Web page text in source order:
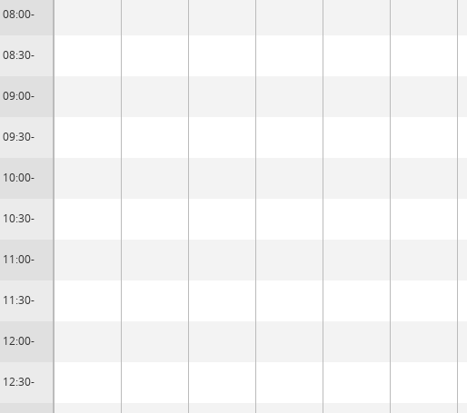
08:00-
08:30-
09:00-
09:30-
10:00-
10:30-
11:00-
11:30-
12:00-
12:30-